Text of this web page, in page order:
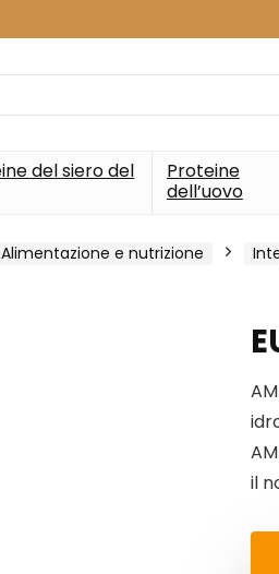
del siero del
Proteine
dell’uovo
Alimentazione e nutrizione
il